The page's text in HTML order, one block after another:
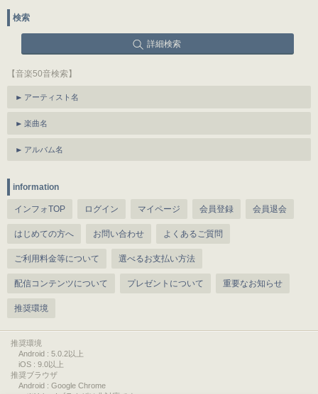
検索
詳細検索
【音楽50音検索】
アーティスト名
楽曲名
アルバム名
information
インフォTOP ログイン マイページ 会員登録 会員退会
はじめての方へ お問い合わせ よくあるご質問
ご利用料金等について 選べるお支払い方法
配信コンテンツについて プレゼントについて 重要なお知らせ
推奨環境
推奨環境
Android : 5.0.2以上
iOS : 9.0以上
推奨ブラウザ
Android : Google Chrome